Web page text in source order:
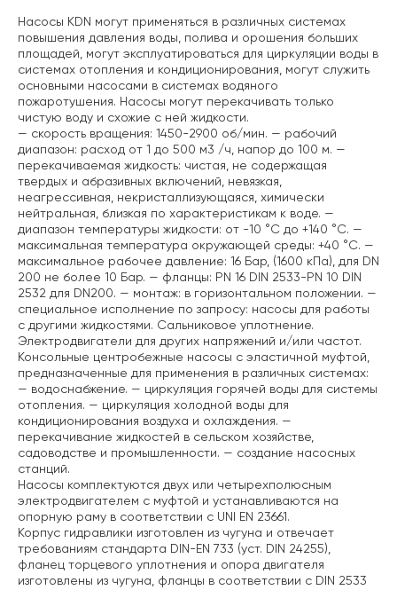
Насосы KDN могут применяться в различных системах
повышения давления воды, полива и орошения больших
площадей, могут эксплуатироваться для циркуляции воды в
системах отопления и кондиционирования, могут служить
основными насосами в системах водяного
пожаротушения. Насосы могут перекачивать только
чистую воду и схожие с ней жидкости.
— скорость вращения: 1450-2900 об/мин. — рабочий
диапазон: расход от 1 до 500 м3 /ч, напор до 100 м. —
перекачиваемая жидкость: чистая, не содержащая
твердых и абразивных включений, невязкая,
неагрессивная, некристаллизующаяся, химически
нейтральная, близкая по характеристикам к воде. —
диапазон температуры жидкости: от -10 °C до +140 °C. —
максимальная температура окружающей среды: +40 °C. —
максимальное рабочее давление: 16 Бар, (1600 кПа), для DN
200 не более 10 Бар. — фланцы: PN 16 DIN 2533-PN 10 DIN
2532 для DN200. — монтаж: в горизонтальном положении. —
специальное исполнение по запросу: насосы для работы
с другими жидкостями. Сальниковое уплотнение.
Электродвигатели для других напряжений и/или частот.
Консольные центробежные насосы с эластичной муфтой,
предназначенные для применения в различных системах:
— водоснабжение. — циркуляция горячей воды для системы
отопления. — циркуляция холодной воды для
кондиционирования воздуха и охлаждения. —
перекачивание жидкостей в сельском хозяйстве,
садоводстве и промышленности. — создание насосных
станций.
Насосы комплектуются двух или четырехполюсным
электродвигателем с муфтой и устанавливаются на
опорную раму в соответствии с UNI EN 23661.
Корпус гидравлики изготовлен из чугуна и отвечает
требованиям стандарта DIN-EN 733 (уст. DIN 24255),
фланец торцевого уплотнения и опора двигателя
изготовлены из чугуна, фланцы в соответствии с DIN 2533